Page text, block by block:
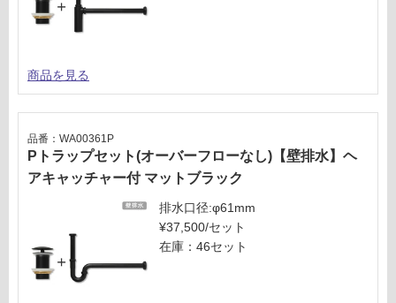
商品を見る
Pトラップセット(オーバーフローなし)【壁排水】ヘ
アキャッチャー付 マットブラック
品番：WA00361P
排水口径:φ61mm
¥37,500/セット
在庫：46セット